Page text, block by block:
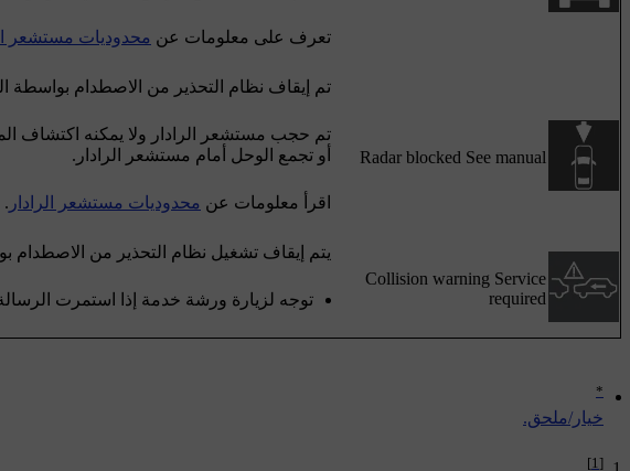
تعرف على معلومات عن محدوديات مستشعر
Radar blocked See manual
تم إيقاف نظام التحذير من الاصطدام بواسطة
تم حجب مستشعر الرادار ولا يمكنه اكتشاف
أو تجمع الوحل أمام مستشعر الرادار.
اقرأ معلومات عن محدوديات مستشعر الرادار .
Collision warning Service
required
يتم إيقاف تشغيل نظام التحذير من الاصطدام
توجه لزيارة ورشة خدمة إذا استمرت
*
‏خيار/ملحق.
[1]